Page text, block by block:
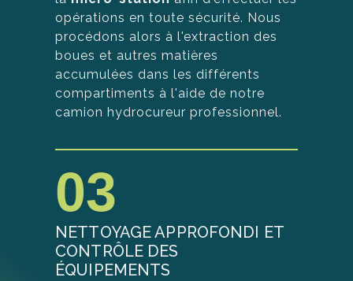
opérations en toute sécurité. Nous
procédons alors à l'extraction des
boues et autres matières
accumulées dans les différents
compartiments à l'aide de notre
camion hydrocureur professionnel.
03
NETTOYAGE APPROFONDI ET
CONTRÔLE DES
ÉQUIPEMENTS